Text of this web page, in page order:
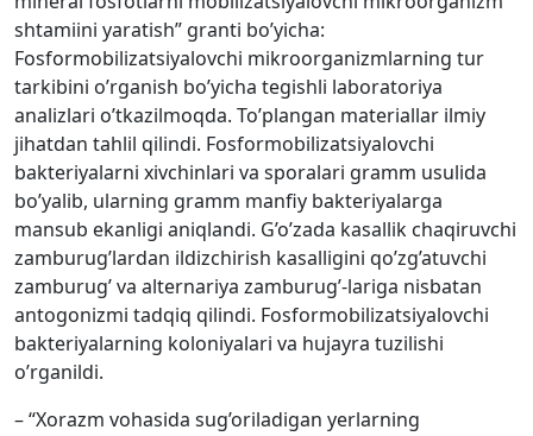
shtamiini yaratish” granti bo’yicha:
Fosformobilizatsiyalovchi mikroorganizmlarning tur
tarkibini o’rganish bo’yicha tegishli laboratoriya
analizlari o’tkazilmoqda. To’plangan materiallar ilmiy
jihatdan tahlil qilindi. Fosformobilizatsiyalovchi
bakteriyalarni xivchinlari va sporalari gramm usulida
bo’yalib, ularning gramm manfiy bakteriyalarga
mansub ekanligi aniqlandi. G’o’zada kasallik chaqiruvchi
zamburug’lardan ildizchirish kasalligini qo’zg’atuvchi
zamburug’ va alternariya zamburug’-lariga nisbatan
antogonizmi tadqiq qilindi. Fosformobilizatsiyalovchi
bakteriyalarning koloniyalari va hujayra tuzilishi
o’rganildi.
– “Xorazm vohasida sug’oriladigan yerlarning